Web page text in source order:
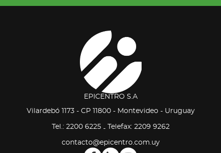
EPICENTRO S.A
Vilardebó 1173 - CP 11800 - Montevideo - Uruguay
Tel.: 2200 6225- Telefax: 2209 9262
contacto@epicentro.com.uy